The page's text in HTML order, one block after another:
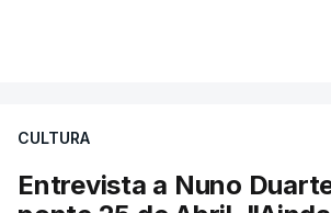
apreendido numa operação de
CULTURA
Entrevista a Nuno